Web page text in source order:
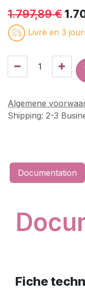
1.797,89€
Livré en 3
Algemene
Shipping: 2-3
Documentation
Fiche